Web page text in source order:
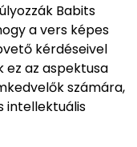
Babits
a vers képes
kérdéseivel
az aspektusa
számára,
intellektuális